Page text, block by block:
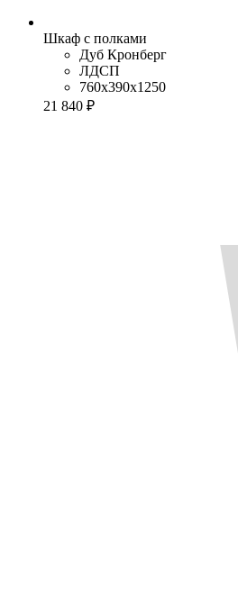
Шкаф с полками
Дуб Кронберг
ЛДСП
760x390x1250
21 840 ₽